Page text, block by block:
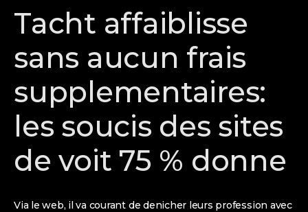
Tacht affaiblisse
sans aucun frais
supplementaires:
les soucis des sites
de voit 75 % donne
Via le web, il va courant de denicher leurs profession avec